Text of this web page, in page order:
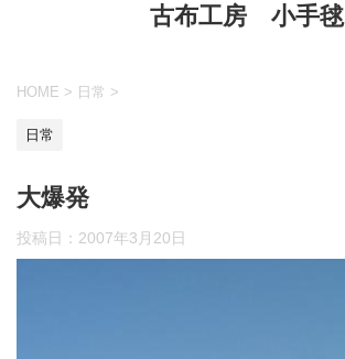
古布工房 小手毬
HOME > 日常 >
日常
大爆発
投稿日： 2007年3月20日